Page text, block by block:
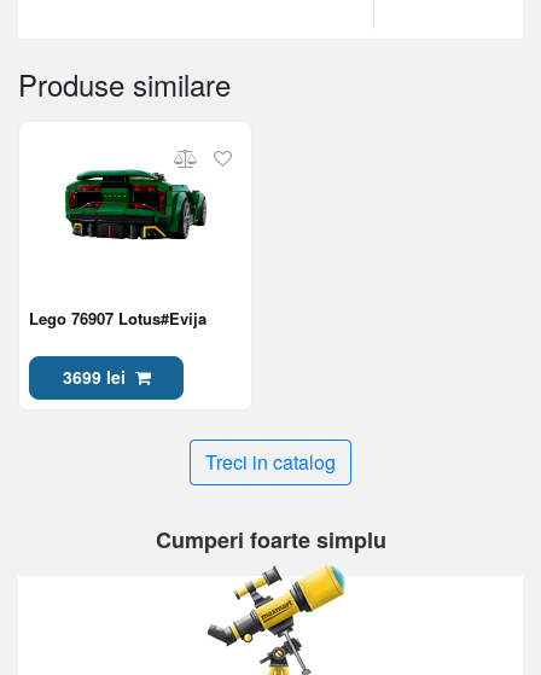
Produse similare
Lego 76907 Lotus#Evija
3699 lei
Treci in catalog
Cumperi foarte simplu